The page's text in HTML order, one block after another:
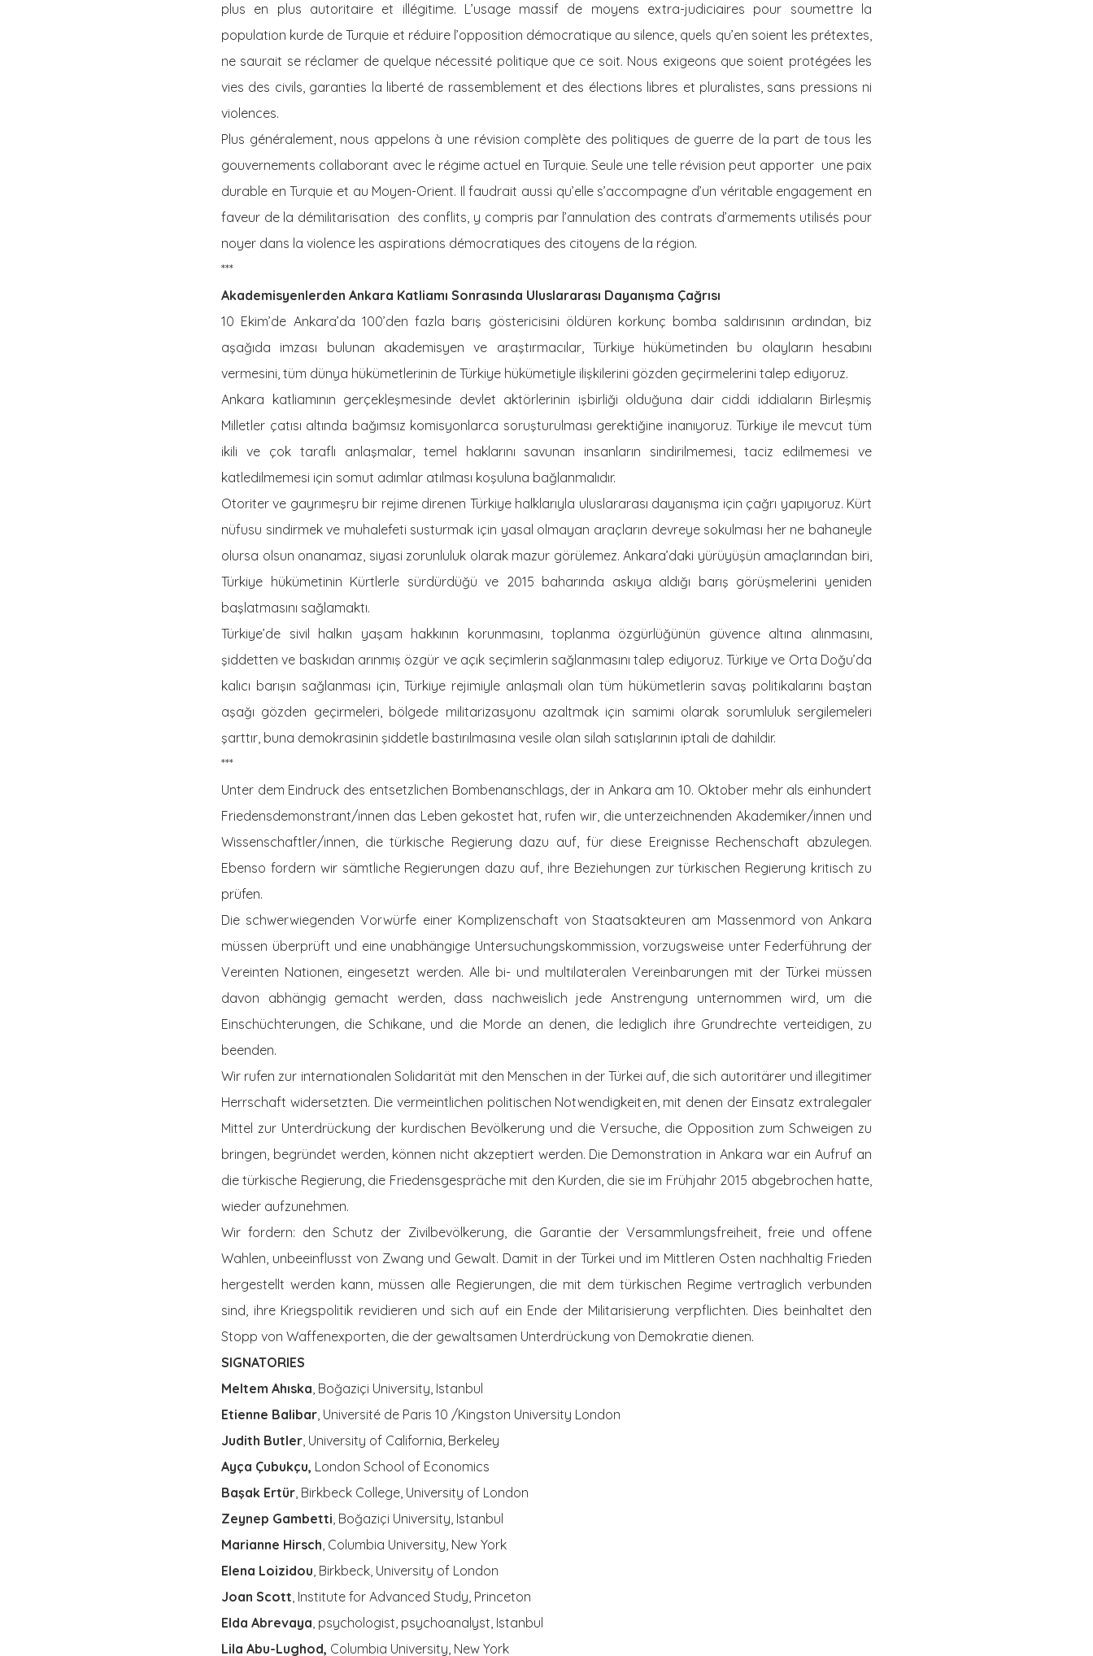
plus en plus autoritaire et illégitime. L’usage massif de moyens extra-judiciaires pour soumettre la
population kurde de Turquie et réduire l’opposition démocratique au silence, quels qu’en soient les prétextes,
ne saurait se réclamer de quelque nécessité politique que ce soit. Nous exigeons que soient protégées les
vies des civils, garanties la liberté de rassemblement et des élections libres et pluralistes, sans pressions ni
violences.
Plus généralement, nous appelons à une révision complète des politiques de guerre de la part de tous les
gouvernements collaborant avec le régime actuel en Turquie. Seule une telle révision peut apporter une paix
durable en Turquie et au Moyen-Orient. Il faudrait aussi qu’elle s’accompagne d’un véritable engagement en
faveur de la démilitarisation des conflits, y compris par l’annulation des contrats d’armements utilisés pour
noyer dans la violence les aspirations démocratiques des citoyens de la région.
***
Akademisyenlerden Ankara Katliamı Sonrasında Uluslararası Dayanışma Çağrısı
10 Ekim’de Ankara’da 100’den fazla barış göstericisini öldüren korkunç bomba saldırısının ardından, biz
aşağıda imzası bulunan akademisyen ve araştırmacılar, Türkiye hükümetinden bu olayların hesabını
vermesini, tüm dünya hükümetlerinin de Türkiye hükümetiyle ilişkilerini gözden geçirmelerini talep ediyoruz.
Ankara katliamının gerçekleşmesinde devlet aktörlerinin işbirliği olduğuna dair ciddi iddiaların Birleşmiş
Milletler çatısı altında bağımsız komisyonlarca soruşturulması gerektiğine inanıyoruz. Türkiye ile mevcut tüm
ikili ve çok taraflı anlaşmalar, temel haklarını savunan insanların sindirilmemesi, taciz edilmemesi ve
katledilmemesi için somut adımlar atılması koşuluna bağlanmalıdır.
Otoriter ve gayrımeşru bir rejime direnen Türkiye halklarıyla uluslararası dayanışma için çağrı yapıyoruz. Kürt
nüfusu sindirmek ve muhalefeti susturmak için yasal olmayan araçların devreye sokulması her ne bahaneyle
olursa olsun onanamaz, siyasi zorunluluk olarak mazur görülemez. Ankara’daki yürüyüşün amaçlarından biri,
Türkiye hükümetinin Kürtlerle sürdürdüğü ve 2015 baharında askıya aldığı barış görüşmelerini yeniden
başlatmasını sağlamaktı.
Türkiye’de sivil halkın yaşam hakkının korunmasını, toplanma özgürlüğünün güvence altına alınmasını,
şiddetten ve baskıdan arınmış özgür ve açık seçimlerin sağlanmasını talep ediyoruz. Türkiye ve Orta Doğu’da
kalıcı barışın sağlanması için, Türkiye rejimiyle anlaşmalı olan tüm hükümetlerin savaş politikalarını baştan
aşağı gözden geçirmeleri, bölgede militarizasyonu azaltmak için samimi olarak sorumluluk sergilemeleri
şarttır, buna demokrasinin şiddetle bastırılmasına vesile olan silah satışlarının iptali de dahildir.
***
Unter dem Eindruck des entsetzlichen Bombenanschlags, der in Ankara am 10. Oktober mehr als einhundert
Friedensdemonstrant/innen das Leben gekostet hat, rufen wir, die unterzeichnenden Akademiker/innen und
Wissenschaftler/innen, die türkische Regierung dazu auf, für diese Ereignisse Rechenschaft abzulegen.
Ebenso fordern wir sämtliche Regierungen dazu auf, ihre Beziehungen zur türkischen Regierung kritisch zu
prüfen.
Die schwerwiegenden Vorwürfe einer Komplizenschaft von Staatsakteuren am Massenmord von Ankara
müssen überprüft und eine unabhängige Untersuchungskommission, vorzugsweise unter Federführung der
Vereinten Nationen, eingesetzt werden. Alle bi- und multilateralen Vereinbarungen mit der Türkei müssen
davon abhängig gemacht werden, dass nachweislich jede Anstrengung unternommen wird, um die
Einschüchterungen, die Schikane, und die Morde an denen, die lediglich ihre Grundrechte verteidigen, zu
beenden.
Wir rufen zur internationalen Solidarität mit den Menschen in der Türkei auf, die sich autoritärer und illegitimer
Herrschaft widersetzten. Die vermeintlichen politischen Notwendigkeiten, mit denen der Einsatz extralegaler
Mittel zur Unterdrückung der kurdischen Bevölkerung und die Versuche, die Opposition zum Schweigen zu
bringen, begründet werden, können nicht akzeptiert werden. Die Demonstration in Ankara war ein Aufruf an
die türkische Regierung, die Friedensgespräche mit den Kurden, die sie im Frühjahr 2015 abgebrochen hatte,
wieder aufzunehmen.
Wir fordern: den Schutz der Zivilbevölkerung, die Garantie der Versammlungsfreiheit, freie und offene
Wahlen, unbeeinflusst von Zwang und Gewalt. Damit in der Türkei und im Mittleren Osten nachhaltig Frieden
hergestellt werden kann, müssen alle Regierungen, die mit dem türkischen Regime vertraglich verbunden
sind, ihre Kriegspolitik revidieren und sich auf ein Ende der Militarisierung verpflichten. Dies beinhaltet den
Stopp von Waffenexporten, die der gewaltsamen Unterdrückung von Demokratie dienen.
SIGNATORIES
Meltem Ahıska, Boğaziçi University, Istanbul
Etienne Balibar, Université de Paris 10 /Kingston University London
Judith Butler, University of California, Berkeley
Ayça Çubukçu, London School of Economics
Başak Ertür, Birkbeck College, University of London
Zeynep Gambetti, Boğaziçi University, Istanbul
Marianne Hirsch, Columbia University, New York
Elena Loizidou, Birkbeck, University of London
Joan Scott, Institute for Advanced Study, Princeton
Elda Abrevaya, psychologist, psychoanalyst, Istanbul
Lila Abu-Lughod, Columbia University, New York